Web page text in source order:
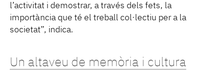
l’activitat i demostrar, a través dels fets, la
importància que té el treball col·lectiu per a la
societat”, indica.
Un altaveu de memòria i cultura